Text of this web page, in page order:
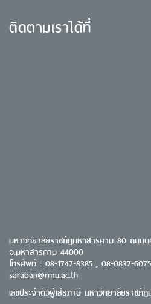
ติดตามเราได้ที่
มหาวิทยาลัยราชภัฏมหาสารคาม 80 ถนน
จ.มหาสารคาม 44000
โทรศัพท์ : 08-1747-8385 , 08-0837-
saraban@rmu.ac.th
เลขประจำตัวผู้เสียภาษี มหาวิทยาลัยราชภั